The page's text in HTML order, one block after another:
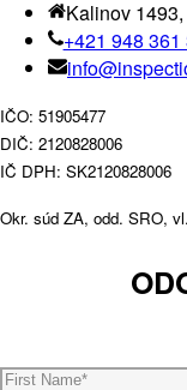
Kalinov
+421 948 361
IČO: 51905477
DIČ: 2120828006
IČ DPH: SK2120828006
Okr. súd ZA, odd. SRO,